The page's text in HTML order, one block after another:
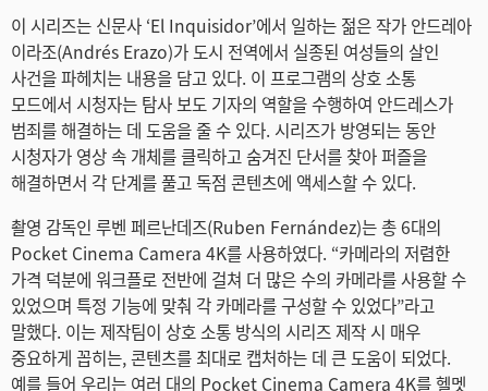
Malaysia
Netherlands
New Zealand
Norway
Portugal
Singapore
South Africa
이 시리즈는 신문사 ‘El Inquisidor’에서 일하는 젊은 작가 안드레아
이라조(Andrés Erazo)가 도시 전역에서 실종된 여성들의 살인
사건을 파헤치는 내용을 담고 있다. 이 프로그램의 상호 소통
모드에서 시청자는 탐사 보도 기자의 역할을 수행하여 안드레스가
범죄를 해결하는 데 도움을 줄 수 있다. 시리즈가 방영되는 동안
시청자가 영상 속 개체를 클릭하고 숨겨진 단서를 찾아 퍼즐을
해결하면서 각 단계를 풀고 독점 콘텐츠에 액세스할 수 있다.
촬영 감독인 루벤 페르난데즈(Ruben Fernández)는 총 6대의
Pocket Cinema Camera 4K를 사용하였다. “카메라의 저렴한
가격 덕분에 워크플로 전반에 걸쳐 더 많은 수의 카메라를 사용할 수
있었으며 특정 기능에 맞춰 각 카메라를 구성할 수 있었다”라고
말했다. 이는 제작팀이 상호 소통 방식의 시리즈 제작 시 매우
중요하게 꼽히는, 콘텐츠를 최대로 캡처하는 데 큰 도움이 되었다.
예를 들어 우리는 여러 대의 Pocket Cinema Camera 4K를 헬멧